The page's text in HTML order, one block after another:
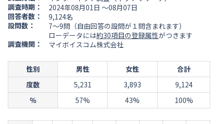
調査時期：
2024年08月01日 ～08月07日
回答者数：
9,124名
設問数：
7～9問（自由回答の設問が１問含まれます）
ローデータには約30項目の登録属性がつきます
調査機関：
マイボイスコム株式会社
性別 男性 女性
合計
度数
5,231 3,893
9,124
％
57% 43% 100%